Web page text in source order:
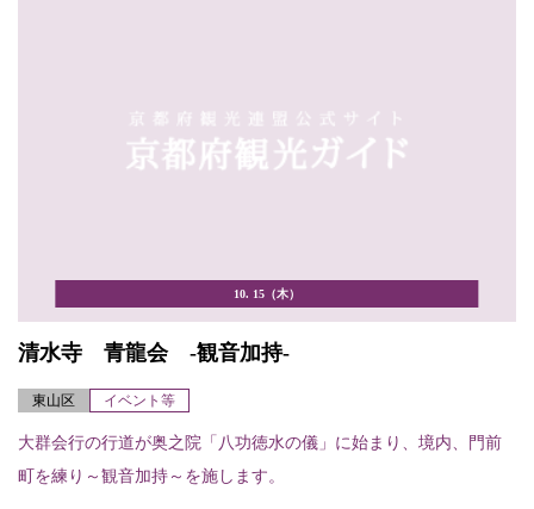
10. 15（木）
清水寺 青龍会 -観音加持-
東山区 イベント等
大群会行の行道が奥之院「八功徳水の儀」に始まり、境内、門前
町を練り～観音加持～を施します。